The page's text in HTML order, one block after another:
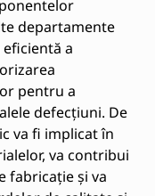
departamente
a
pentru a
defecțiuni. De
va fi implicat în
va contribui
fabricație și va